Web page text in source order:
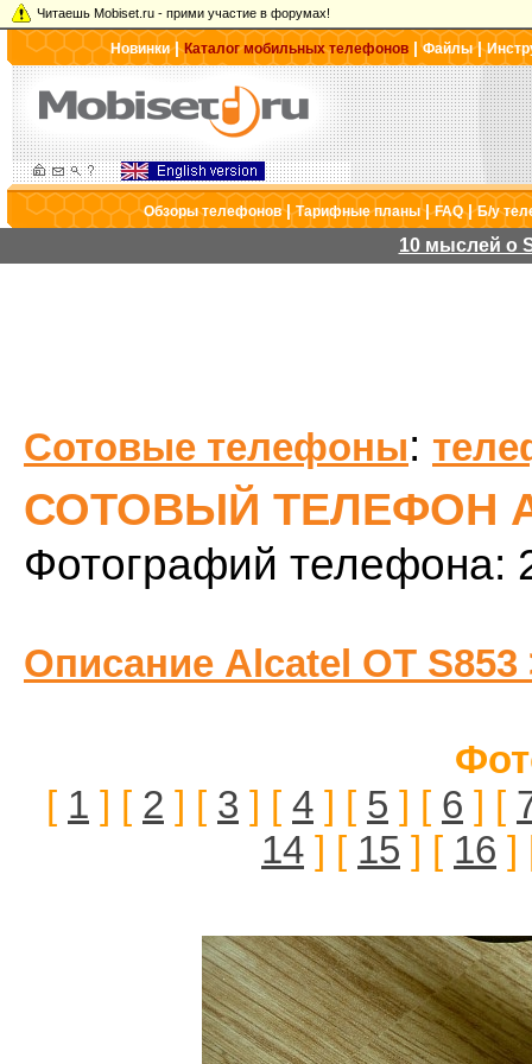
Читаешь Mobiset.ru - прими участие в форумах!
Новинки|Каталог мобильных телефонов |Файлы|
Обзоры телефонов|Тарифные планы|FAQ|Б/у
10 мыслей о
Сотовые телефоны:
СОТОВЫЙ ТЕЛЕФОН
Фотографий телефона:
Описание Alcatel OT S853
[ 1 ] [ 2 ] [ 3 ] [ 4 ] [ 5 ] [ 6 ] [
14 ] [ 15 ] [ 16 ]